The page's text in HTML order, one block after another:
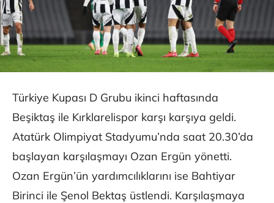
Türkiye Kupası D Grubu ikinci haftasında
Beşiktaş ile Kırklarelispor karşı karşıya geldi.
Atatürk Olimpiyat Stadyumu’nda saat 20.30’da
başlayan karşılaşmayı Ozan Ergün yönetti.
Ozan Ergün’ün yardımcılıklarını ise Bahtiyar
Birinci ile Şenol Bektaş üstlendi. Karşılaşmaya